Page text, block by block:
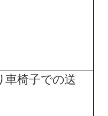
車椅子での送